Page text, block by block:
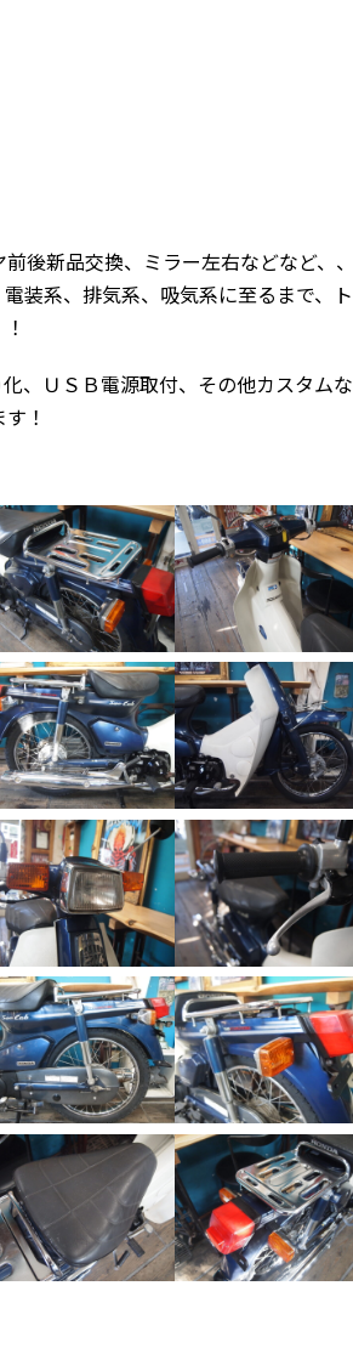
後新品交換、ミラー左右などなど、
装系、排気系、吸気系に至るまで、
、ＵＳＢ電源取付、その他カスタム
！